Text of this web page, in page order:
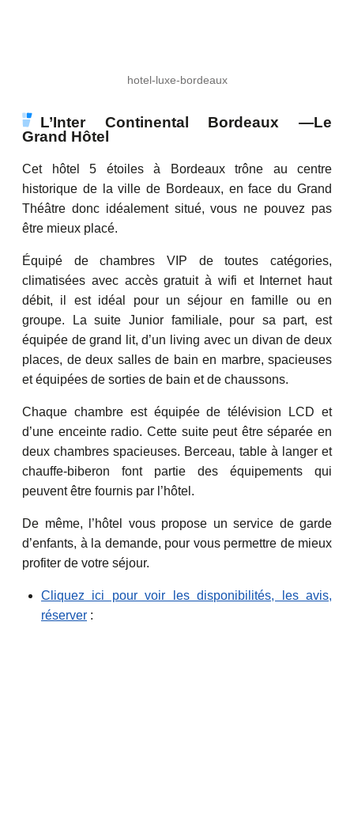
hotel-luxe-bordeaux
L’Inter Continental Bordeaux —Le
Grand Hôtel
Cet hôtel 5 étoiles à Bordeaux trône au centre
historique de la ville de Bordeaux, en face du Grand
Théâtre donc idéalement situé, vous ne pouvez pas
être mieux placé.
Équipé de chambres VIP de toutes catégories,
climatisées avec accès gratuit à wifi et Internet haut
débit, il est idéal pour un séjour en famille ou en
groupe. La suite Junior familiale, pour sa part, est
équipée de grand lit, d’un living avec un divan de deux
places, de deux salles de bain en marbre, spacieuses
et équipées de sorties de bain et de chaussons.
Chaque chambre est équipée de télévision LCD et
d’une enceinte radio. Cette suite peut être séparée en
deux chambres spacieuses. Berceau, table à langer et
chauffe-biberon font partie des équipements qui
peuvent être fournis par l’hôtel.
De même, l’hôtel vous propose un service de garde
d’enfants, à la demande, pour vous permettre de mieux
profiter de votre séjour.
Cliquez ici pour voir les disponibilités, les avis,
réserver :